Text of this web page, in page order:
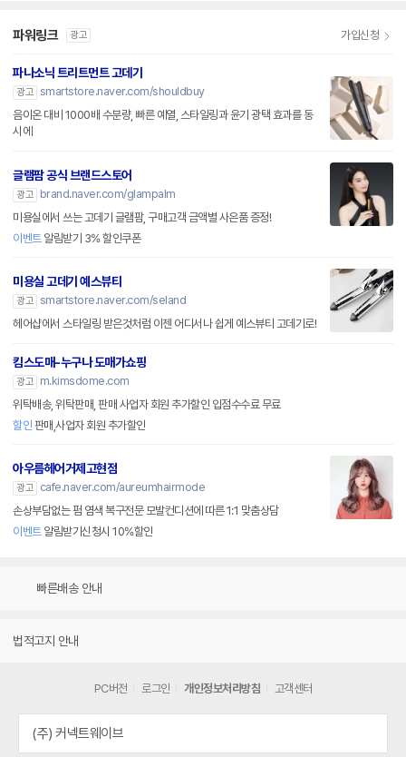
파워링크 광고 가입신청
파나소닉 트리트먼트 고데기
광고 smartstore.naver.com/shouldbuy
음이온 대비 1000배 수분량, 빠른 예열, 스타일링과 윤기 광택 효과를 동
시에
글램팜 공식 브랜드스토어
광고
brand.naver.com/glampalm
미용실에서 쓰는 고데기 글램팜, 구매고객 금액별 사은품 증정!
이벤트알림받기 3% 할인쿠폰
미용실 고데기 예스뷰티
광고 smartstore.naver.com/seland
헤어샵에서 스타일링 받은것처럼 이젠 어디서나 쉽게 예스뷰티 고데기로!
킴스도매-누구나 도매가쇼핑
광고
m.kimsdome.com
위탁배송, 위탁판매, 판매 사업자 회원 추가할인 입점수수료 무료
할인 판매,사업자 회원 추가할인
아우름헤어거제고현점
광고
cafe.naver.com/aureumhairmode
손상부담없는 펌 염색 복구전문 모발컨디션에 따른 1:1 맞춤상담
이벤트알림받기신청시 10%할인
빠른배송 안내
법적고지 안내
PC버전 로그인 개인정보처리방침 고객센터
(주) 커넥트웨이브